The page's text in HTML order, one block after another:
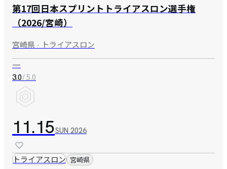
第17回日本スプリントトライアスロン選手権
（2026/宮崎）
宮崎県 · トライアスロン
—
3.0/ 5.0
11.15SUN 2026
トライアスロン 宮崎県